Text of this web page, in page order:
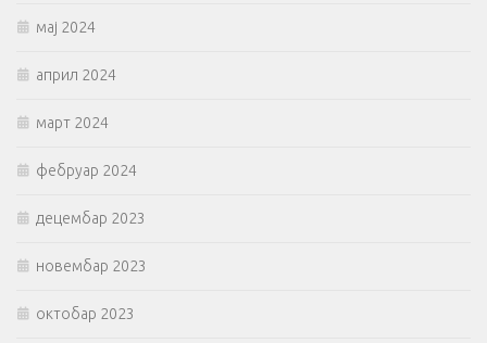
мај 2024
април 2024
март 2024
фебруар 2024
децембар 2023
новембар 2023
октобар 2023